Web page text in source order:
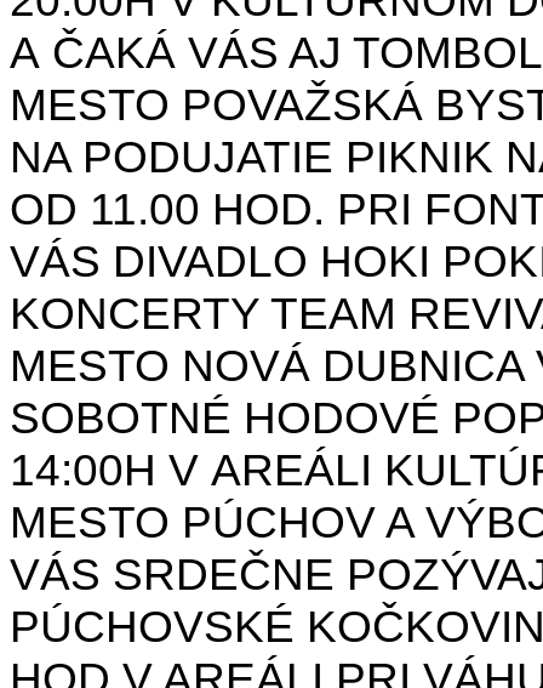
A ČAKÁ VÁS AJ
MESTO POVAŽSKÁ
NA PODUJATIE PIKNIK
OD 11.00 HOD. PRI
VÁS DIVADLO HOKI
KONCERTY TEAM
MESTO NOVÁ
SOBOTNÉ HODOVÉ
14:00H V AREÁLI
MESTO PÚCHOV A
VÁS SRDEČNE
PÚCHOVSKÉ